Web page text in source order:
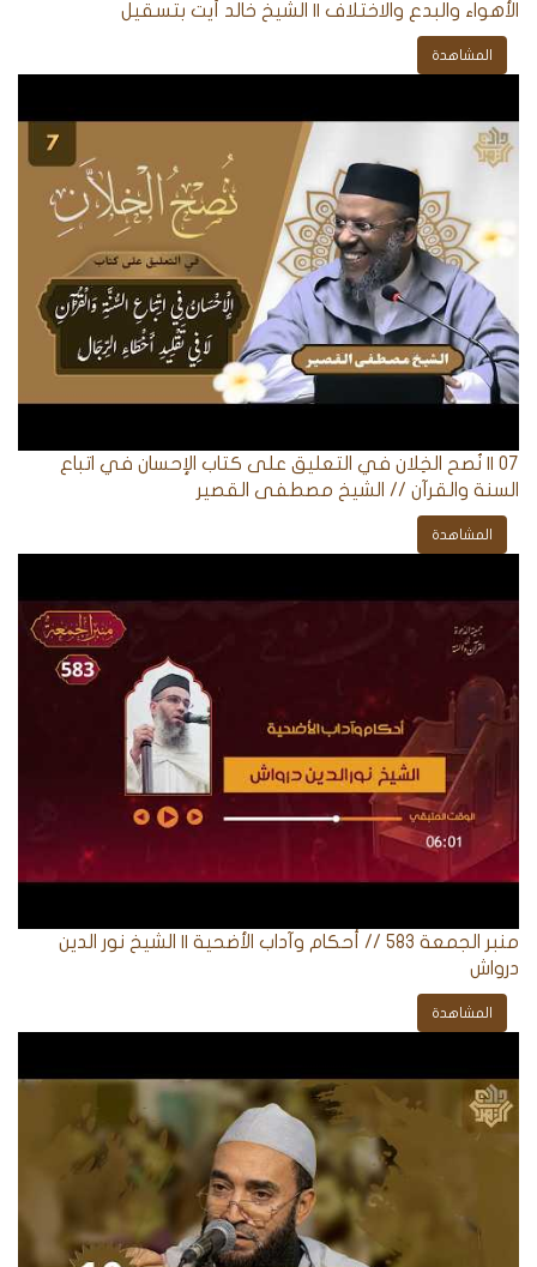
الأهواء والبدع والاختلاف || الشيخ خالد أيت بتسقيل
المشاهدة
07 || نُصح الخِلان في التعليق على كتاب الإحسان في اتباع
السنة والقرآن // الشيخ مصطفى القصير
المشاهدة
منبر الجمعة 583 // أحكام وآداب الأضحية || الشيخ نور الدين
درواش
المشاهدة